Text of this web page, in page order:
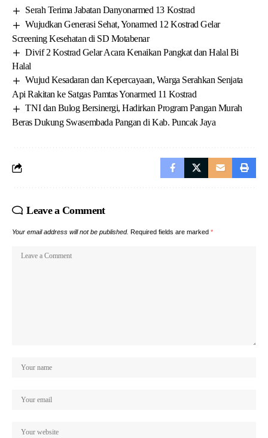
Serah Terima Jabatan Danyonarmed 13 Kostrad
Wujudkan Generasi Sehat, Yonarmed 12 Kostrad Gelar
Screening Kesehatan di SD Motabenar
Divif 2 Kostrad Gelar Acara Kenaikan Pangkat dan Halal Bi
Halal
Wujud Kesadaran dan Kepercayaan, Warga Serahkan Senjata
Api Rakitan ke Satgas Pamtas Yonarmed 11 Kostrad
TNI dan Bulog Bersinergi, Hadirkan Program Pangan Murah
Beras Dukung Swasembada Pangan di Kab. Puncak Jaya
Leave a Comment
Your email address will not be published. Required fields are marked *